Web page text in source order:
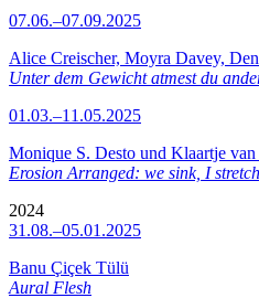
07.06.–07.09.2025
Alice Creischer, Moyra Davey,
Unter dem Gewicht atmest du
01.03.–11.05.2025
Monique S. Desto und Klaartje van
Erosion Arranged: we sink, I
2024
31.08.–05.01.2025
Banu Çiçek Tülü
Aural Flesh